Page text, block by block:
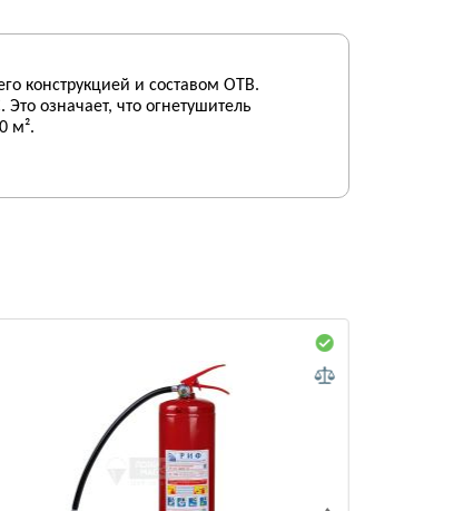
конструкцией и составом ОТВ.
означает, что огнетушитель
м².